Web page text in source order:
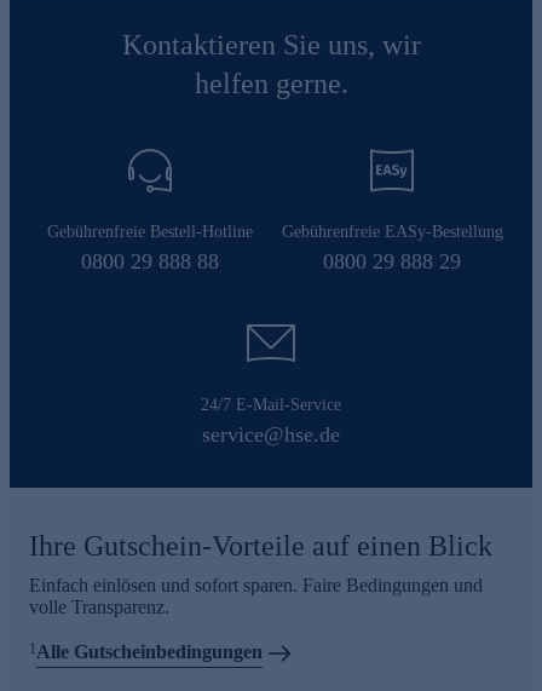
Kontaktieren Sie uns, wir
helfen gerne.
Gebührenfreie Bestell-Hotline
0800 29 888 88
Gebührenfreie EASy-Bestellung
0800 29 888 29
24/7 E-Mail-Service
service@hse.de
Ihre Gutschein-Vorteile auf einen Blick
Einfach einlösen und sofort sparen. Faire Bedingungen und
volle Transparenz.
1 Alle Gutscheinbedingungen